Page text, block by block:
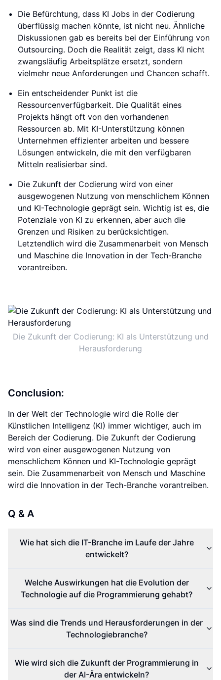
Die Befürchtung, dass KI Jobs in der Codierung
überflüssig machen könnte, ist nicht neu. Ähnliche
Diskussionen gab es bereits bei der Einführung von
Outsourcing. Doch die Realität zeigt, dass KI nicht
zwangsläufig Arbeitsplätze ersetzt, sondern
vielmehr neue Anforderungen und Chancen schafft.
Ein entscheidender Punkt ist die
Ressourcenverfügbarkeit. Die Qualität eines
Projekts hängt oft von den vorhandenen
Ressourcen ab. Mit KI-Unterstützung können
Unternehmen effizienter arbeiten und bessere
Lösungen entwickeln, die mit den verfügbaren
Mitteln realisierbar sind.
Die Zukunft der Codierung wird von einer
ausgewogenen Nutzung von menschlichem Können
und KI-Technologie geprägt sein. Wichtig ist es, die
Potenziale von KI zu erkennen, aber auch die
Grenzen und Risiken zu berücksichtigen.
Letztendlich wird die Zusammenarbeit von Mensch
und Maschine die Innovation in der Tech-Branche
vorantreiben.
Die Zukunft der Codierung: KI als Unterstützung und
Herausforderung
Conclusion:
In der Welt der Technologie wird die Rolle der
Künstlichen Intelligenz (KI) immer wichtiger, auch im
Bereich der Codierung. Die Zukunft der Codierung
wird von einer ausgewogenen Nutzung von
menschlichem Können und KI-Technologie geprägt
sein. Die Zusammenarbeit von Mensch und Maschine
wird die Innovation in der Tech-Branche vorantreiben.
Q & A
Wie hat sich die IT-Branche im Laufe der Jahre
entwickelt?
Welche Auswirkungen hat die Evolution der
Technologie auf die Programmierung gehabt?
Was sind die Trends und Herausforderungen in der
Technologiebranche?
Wie wird sich die Zukunft der Programmierung in
der AI-Ära entwickeln?